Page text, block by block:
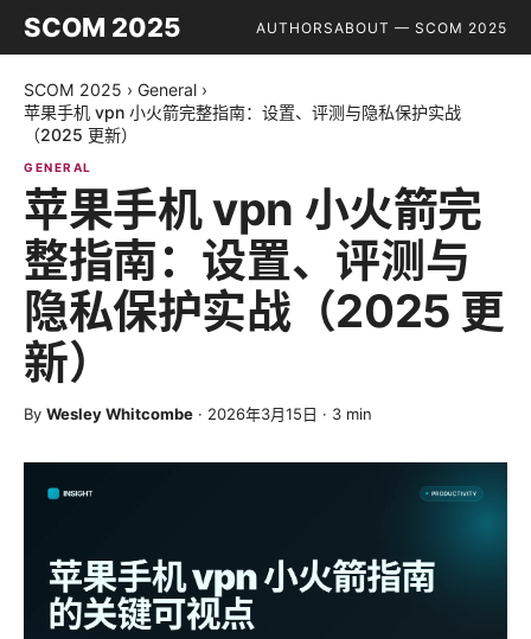
SCOM 2025 AUTHORSABOUT — SCOM 2025
SCOM 2025 › General ›
苹果手机 vpn 小火箭完整指南：设置、评测与隐私保护实战
（2025 更新）
GENERAL
苹果手机 vpn 小火箭完
整指南：设置、评测与
隐私保护实战（2025 更
新）
By Wesley Whitcombe · 2026年3月15日 · 3 min